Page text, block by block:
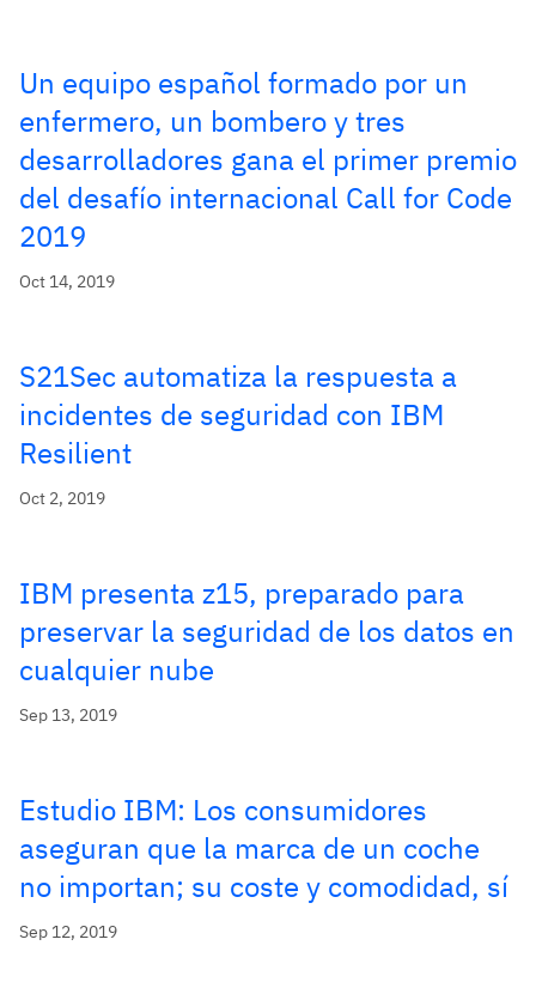
Un equipo español formado por un
enfermero, un bombero y tres
desarrolladores gana el primer premio
del desafío internacional Call for Code
2019
Oct 14, 2019
S21Sec automatiza la respuesta a
incidentes de seguridad con IBM
Resilient
Oct 2, 2019
IBM presenta z15, preparado para
preservar la seguridad de los datos en
cualquier nube
Sep 13, 2019
Estudio IBM: Los consumidores
aseguran que la marca de un coche
no importan; su coste y comodidad, sí
Sep 12, 2019